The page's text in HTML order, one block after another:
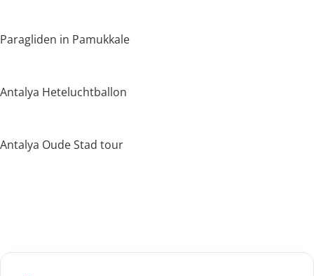
Paragliden in Pamukkale
Antalya Heteluchtballon
Antalya Oude Stad tour